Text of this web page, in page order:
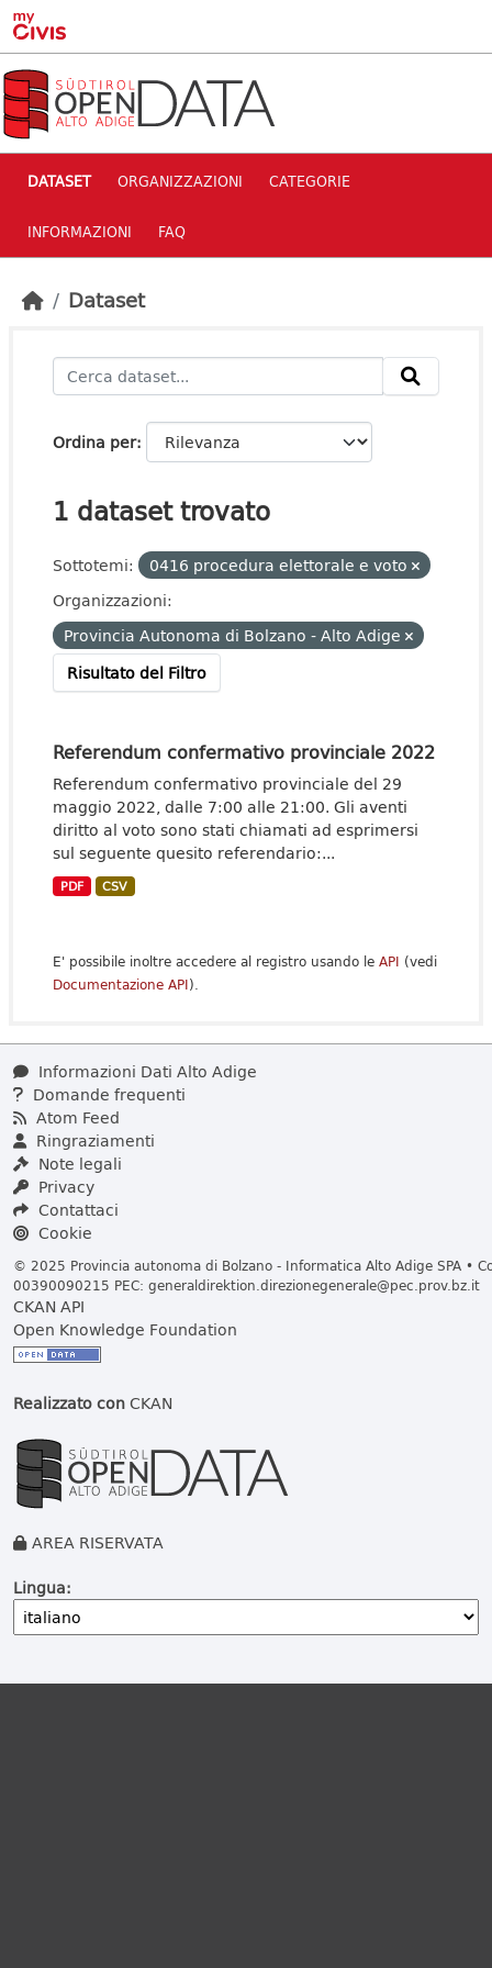
Skip to main content
DATASET ORGANIZZAZIONI CATEGORIE
INFORMAZIONI FAQ
Dataset
Ordina per
1 dataset trovato
Sottotemi:
0416 procedura elettorale e voto
Organizzazioni:
Provincia Autonoma di Bolzano - Alto Adige
Risultato del Filtro
Referendum confermativo provinciale 2022
Referendum confermativo provinciale del 29
maggio 2022, dalle 7:00 alle 21:00. Gli aventi
diritto al voto sono stati chiamati ad esprimersi
sul seguente quesito referendario:...
PDF CSV
E' possibile inoltre accedere al registro usando le API (vedi
Documentazione API).
Informazioni Dati Alto Adige
Domande frequenti
Atom Feed
Ringraziamenti
Note legali
Privacy
Contattaci
Cookie
© 2025 Provincia autonoma di Bolzano - Informatica Alto Adige SPA •
00390090215 PEC: generaldirektion.direzionegenerale@pec.prov.bz.it
CKAN API
Open Knowledge Foundation
Realizzato conCKAN
AREA RISERVATA
Lingua